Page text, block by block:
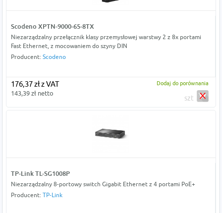
Scodeno XPTN-9000-65-8TX
Niezarządzalny przełącznik klasy przemysłowej warstwy 2 z 8x portami
Fast Ethernet, z mocowaniem do szyny DIN
Producent: Scodeno
176,37 zł z VAT
143,39 zł netto
Dodaj do porównania
szt
TP-Link TL-SG1008P
Niezarządzalny 8-portowy switch Gigabit Ethernet z 4 portami PoE+
Producent: TP-Link